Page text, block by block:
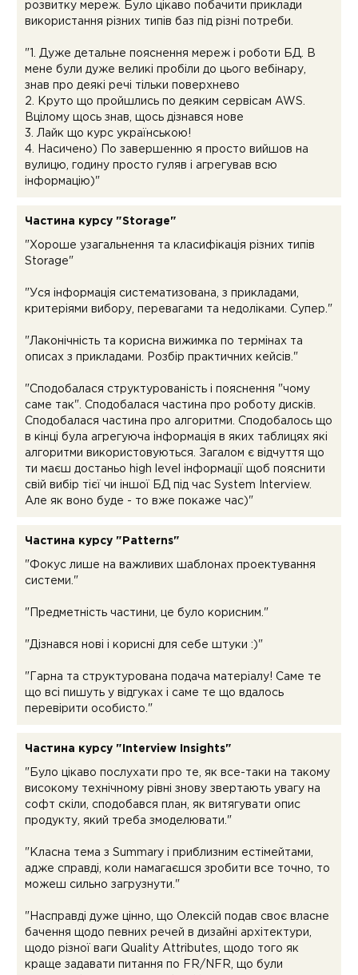
розвитку мереж. Було цікаво побачити приклади
використання різних типів баз під різні потреби.
"1. Дуже детальне пояснення мереж і роботи БД. В
мене були дуже великі пробіли до цього вебінару,
знав про деякі речі тільки поверхнево
2. Круто що пройшлись по деяким сервісам AWS.
Вцілому щось знав, щось дізнався нове
3. Лайк що курс українською!
4. Насичено) По завершенню я просто вийшов на
вулицю, годину просто гуляв і агрегував всю
інформацію)"
Частина курсу "Storage"
"Хороше узагальнення та класифікація різних типів
Storage"
"Уся інформація систематизована, з прикладами,
критеріями вибору, перевагами та недоліками. Супер."
"Лаконічність та корисна вижимка по термінах та
описах з прикладами. Розбір практичних кейсів."
"Сподобалася структурованість і пояснення "чому
саме так". Сподобалася частина про роботу дисків.
Сподобалася частина про алгоритми. Сподобалось що
в кінці була агрегуюча інформація в яких таблицях які
алгоритми використовуються. Загалом є відчуття що
ти маєш достаньо high level інформації щоб пояснити
свій вибір тієї чи іншої БД під час System Interview.
Але як воно буде - то вже покаже час)"
Частина курсу "Patterns"
"Фокус лише на важливих шаблонах проектування
системи."
"Предметність частини, це було корисним."
"Дізнався нові і корисні для себе штуки :)"
"Гарна та структурована подача матеріалу! Саме те
що всі пишуть у відгуках і саме те що вдалось
перевірити особисто."
Частина курсу "Interview Insights"
"Було цікаво послухати про те, як все-таки на такому
високому технічному рівні знову звертають увагу на
софт скіли, сподобався план, як витягувати опис
продукту, який треба змоделювати."
"Класна тема з Summary і приблизним естімейтами,
адже справді, коли намагаєшся зробити все точно, то
можеш сильно загрузнути."
"Насправді дуже цінно, що Олексій подав своє власне
бачення щодо певних речей в дизайні архітектури,
щодо різної ваги Quality Attributes, щодо того як
краще задавати питання по FR/NFR, що були